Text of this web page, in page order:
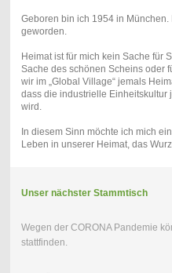
Geboren bin ich 1954 in
geworden.
Heimat ist für mich kein Sache für
Sache des schönen Scheins oder
wir im „Global Village“ jemals
dass die industrielle Einheitskultur
wird.
In diesem Sinn möchte ich mich
Leben in unserer Heimat, das
Unser nächster Stammtisch
Wegen der CORONA Pandemie
stattfinden.